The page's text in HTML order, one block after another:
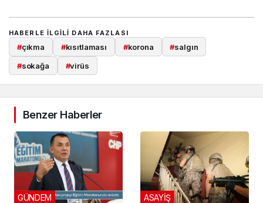
HABERLE ILGILI DAHA FAZLASI
#çıkma #kısıtlaması #korona #salgın
#sokağa #virüs
Benzer Haberler
GÜNDEM ASAYİŞ